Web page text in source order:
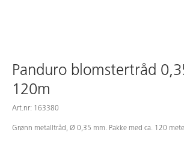
Panduro blomstertråd
120m
Art.nr: 163380
Grønn metalltråd, Ø 0,35 mm. Pakke med ca. 120